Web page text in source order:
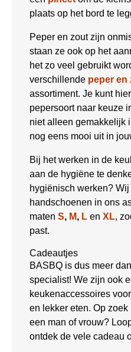
plaats op het bord te
Peper en zout zijn
staan ze ook op het
het zo veel gebruikt
verschillende peper en
assortiment. Je kunt
pepersoort naar keuze
niet alleen gemakkelijk
nog eens mooi uit in
Bij het werken in de
aan de hygiëne te
hygiënisch werken? Wij
handschoenen in ons
maten S, M, L en XL,
past.
Cadeautjes
BASBQ is dus meer
specialist! We zijn ook
keukenaccessoires
en lekker eten. Op
een man of vrouw?
ontdek de vele cadeau